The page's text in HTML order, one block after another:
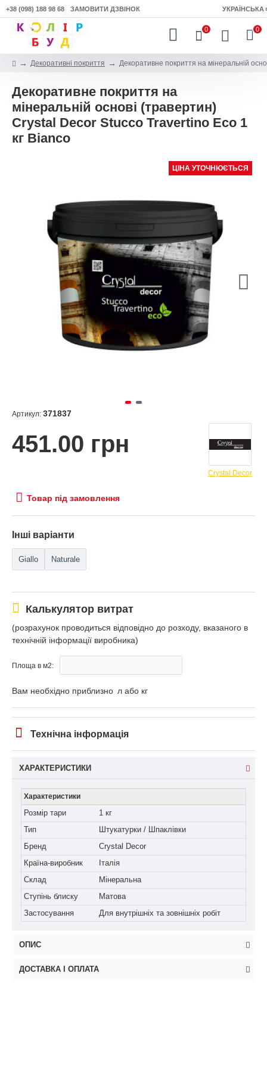
+38 (098) 188 98 68 ЗАМОВИТИ ДЗВІНОК УКРАЇНСЬКА
0 0
Декоративні покриття Декоративне покриття на мінеральній
Декоративне покриття на
мінеральній основі (травертин)
Crystal Decor Stucco Travertino Eco 1
кг Bianco
ЦІНА УТОЧНЮЄТЬСЯ
451.00 грн
Crystal Decor
Товар під замовлення
Артикул: 371837
Інші варіанти
Giallo Naturale
Калькулятор витрат
(розрахунок проводиться відповідно до розходу, вказаного в
технічній інформації виробника)
Площа в м2:
Вам необхідно приблизно л або кг
Технічна інформація
ХАРАКТЕРИСТИКИ
Характеристики
Розмір тари
1 кг
Тип
Штукатурки / Шпаклівки
Бренд
Crystal Decor
Країна-виробник
Італія
Склад
Мінеральна
Ступінь блиску
Матова
Застосування
Для внутрішніх та зовнішніх робіт
ОПИС
ДОСТАВКА І ОПЛАТА